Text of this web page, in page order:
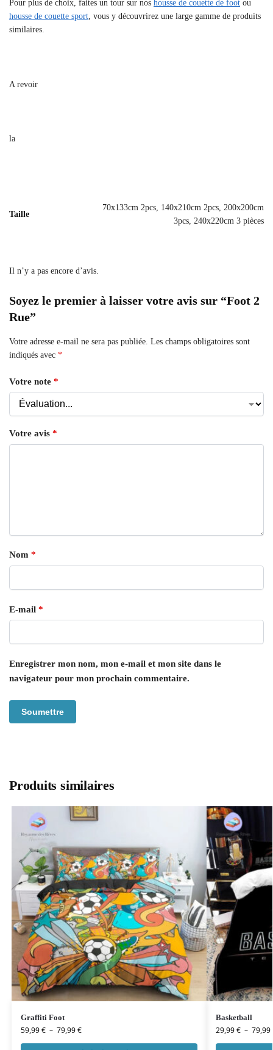
Pour plus de choix, faites un tour sur nos housse de couette de foot ou
housse de couette sport, vous y découvrirez une large gamme de produits
similaires.
A revoir
la
Taille
70x133cm 2pcs, 140x210cm 2pcs, 200x200cm
3pcs, 240x220cm 3 pièces
Il n’y a pas encore d’avis.
Soyez le premier à laisser votre avis sur “Foot 2
Rue”
Votre adresse e-mail ne sera pas publiée. Les champs obligatoires sont
indiqués avec *
Votre note *
Votre avis *
Nom *
E-mail *
Enregistrer mon nom, mon e-mail et mon site dans le
navigateur pour mon prochain commentaire.
Produits similaires
Graffiti Foot
59,99€ – 79,99€
Basketball
29,99€ – 79,99